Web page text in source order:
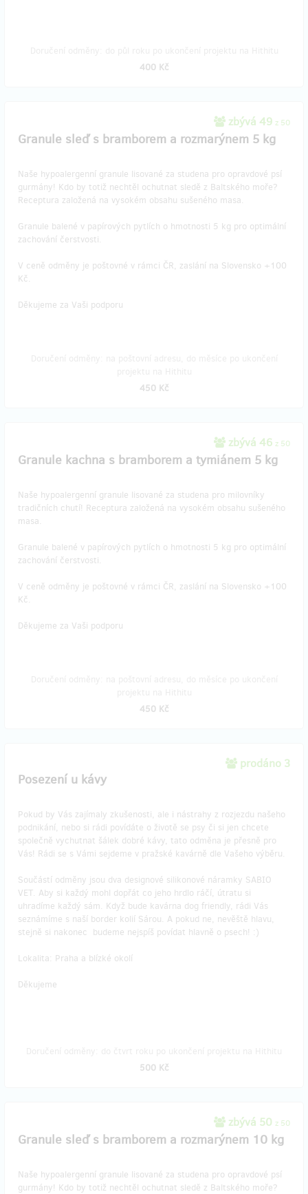
400 Kč
zbývá 49 z 50
Granule sleď s bramborem a rozmarýnem 5 kg
Naše hypoalergenní granule lisované za studena pro opravdové psí
gurmány! Kdo by totiž nechtěl ochutnat sledě z Baltského moře?
Receptura založená na vysokém obsahu sušeného masa.
Granule balené v papírových pytlích o hmotnosti 5 kg pro optimální
zachování čerstvosti.
V ceně odměny je poštovné v rámci ČR, zaslání na Slovensko +100
Kč.
Děkujeme za Vaši podporu
450 Kč
zbývá 46 z 50
Granule kachna s bramborem a tymiánem 5 kg
Naše hypoalergenní granule lisované za studena pro milovníky
tradičních chutí! Receptura založená na vysokém obsahu sušeného
masa.
Granule balené v papírových pytlích o hmotnosti 5 kg pro optimální
zachování čerstvosti.
V ceně odměny je poštovné v rámci ČR, zaslání na Slovensko +100
Kč.
Děkujeme za Vaši podporu
450 Kč
prodáno 3
Posezení u kávy
Pokud by Vás zajímaly zkušenosti, ale i nástrahy z rozjezdu našeho
podnikání, nebo si rádi povídáte o životě se psy či si jen chcete
společně vychutnat šálek dobré kávy, tato odměna je přesně pro
Vás! Rádi se s Vámi sejdeme v pražské kavárně dle Vašeho výběru.
Součástí odměny jsou dva designové silikonové náramky SABIO
VET. Aby si každý mohl dopřát co jeho hrdlo ráčí, útratu si
uhradíme každý sám. Když bude kavárna dog friendly, rádi Vás
seznámíme s naší border kolií Sárou. A pokud ne, nevěště hlavu,
stejně si nakonec budeme nejspíš povídat hlavně o psech! :)
Lokalita: Praha a blízké okolí
Děkujeme
500 Kč
zbývá 50 z 50
Granule sleď s bramborem a rozmarýnem 10 kg
Naše hypoalergenní granule lisované za studena pro opravdové psí
gurmány! Kdo by totiž nechtěl ochutnat sledě z Baltského moře?